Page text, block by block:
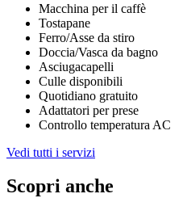
Macchina per il caffè
Tostapane
Ferro/Asse da stiro
Doccia/Vasca da bagno
Asciugacapelli
Culle disponibili
Quotidiano gratuito
Adattatori per prese
Controllo temperatura AC
Vedi tutti i servizi
Scopri anche